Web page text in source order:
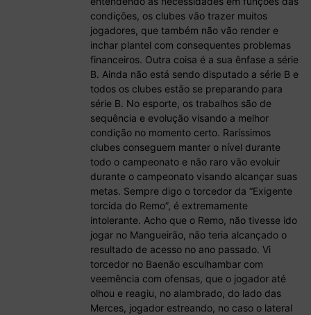
condições, os clubes vão trazer muitos
jogadores, que também não vão render e
inchar plantel com consequentes problemas
financeiros. Outra coisa é a sua ênfase a série
B. Ainda não está sendo disputado a série B e
todos os clubes estão se preparando para
série B. No esporte, os trabalhos são de
sequência e evolução visando a melhor
condição no momento certo. Raríssimos
clubes conseguem manter o nível durante
todo o campeonato e não raro vão evoluir
durante o campeonato visando alcançar suas
metas. Sempre digo o torcedor da “Exigente
torcida do Remo”, é extremamente
intolerante. Acho que o Remo, não tivesse ido
jogar no Mangueirão, não teria alcançado o
resultado de acesso no ano passado. Vi
torcedor no Baenão esculhambar com
veemência com ofensas, que o jogador até
olhou e reagiu, no alambrado, do lado das
Merces, jogador estreando, no caso o lateral